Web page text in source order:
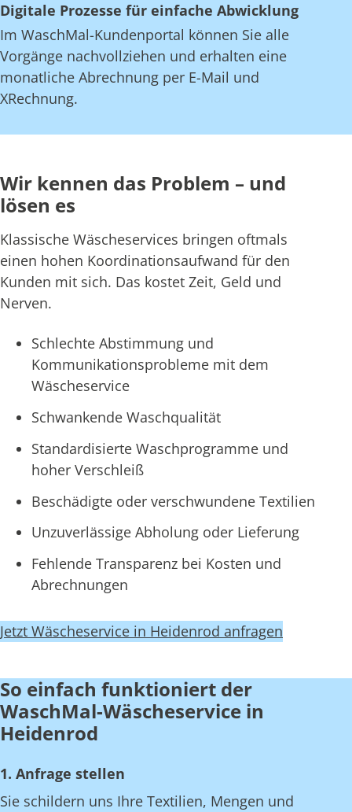
Digitale Prozesse für einfache Abwicklung
Im WaschMal-Kundenportal können Sie alle
Vorgänge nachvollziehen und erhalten eine
monatliche Abrechnung per E-Mail und
XRechnung.
Wir kennen das Problem – und
lösen es
Klassische Wäscheservices bringen oftmals
einen hohen Koordinationsaufwand für den
Kunden mit sich. Das kostet Zeit, Geld und
Nerven.
Schlechte Abstimmung und
Kommunikationsprobleme mit dem
Wäscheservice
Schwankende Waschqualität
Standardisierte Waschprogramme und
hoher Verschleiß
Beschädigte oder verschwundene Textilien
Unzuverlässige Abholung oder Lieferung
Fehlende Transparenz bei Kosten und
Abrechnungen
Jetzt Wäscheservice in Heidenrod anfragen
So einfach funktioniert der
WaschMal-Wäscheservice in
Heidenrod
1. Anfrage stellen
Sie schildern uns Ihre Textilien, Mengen und